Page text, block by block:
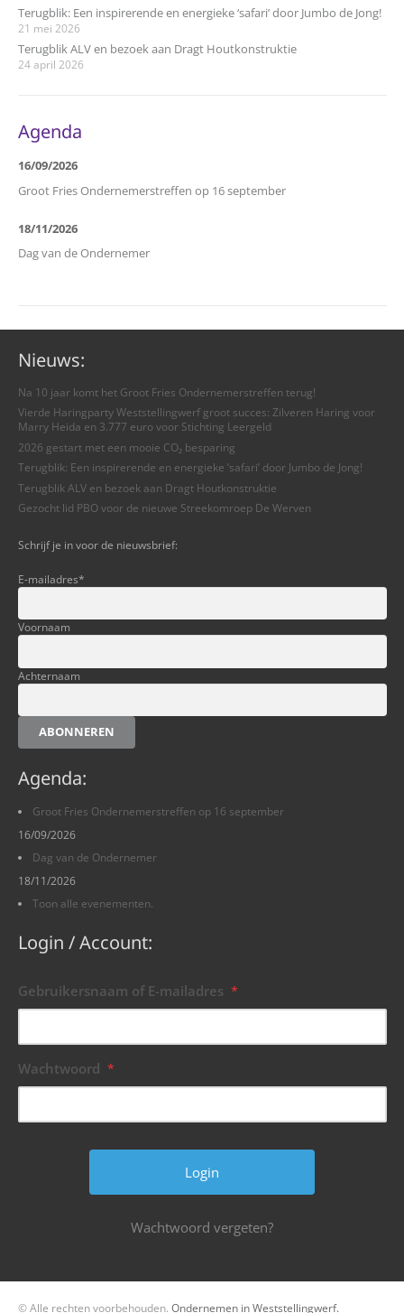
Terugblik: Een inspirerende en energieke ‘safari’ door Jumbo de Jong!
21 mei 2026
Terugblik ALV en bezoek aan Dragt Houtkonstruktie
24 april 2026
Agenda
16/09/2026
Groot Fries Ondernemerstreffen op 16 september
18/11/2026
Dag van de Ondernemer
Nieuws:
Na 10 jaar komt het Groot Fries Ondernemerstreffen terug!
Vierde Haringparty Weststellingwerf groot succes: Zilveren Haring voor
Marry Heida en 3.777 euro voor Stichting Leergeld
2026 gestart met een mooie CO₂ besparing
Terugblik: Een inspirerende en energieke ‘safari’ door Jumbo de Jong!
Terugblik ALV en bezoek aan Dragt Houtkonstruktie
Gezocht lid PBO voor de nieuwe Streekomroep De Werven
Schrijf je in voor de nieuwsbrief:
E-mailadres*
Voornaam
Achternaam
ABONNEREN
Agenda:
Groot Fries Ondernemerstreffen op 16 september
16/09/2026
Dag van de Ondernemer
18/11/2026
Toon alle evenementen.
Login / Account:
Gebruikersnaam of E-mailadres *
Wachtwoord *
Wachtwoord vergeten?
© Alle rechten voorbehouden. Ondernemen in Weststellingwerf.